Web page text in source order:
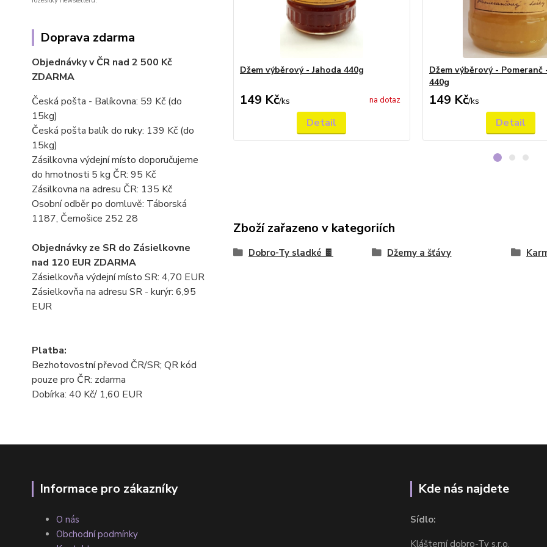
Doprava zdarma
Objednávky v ČR nad 2 500 Kč
ZDARMA
Česká pošta - Balíkovna: 59 Kč (do
15kg)
Česká pošta balík do ruky: 139 Kč (do
15kg)
Zásilkovna výdejní místo doporučujeme
do hmotnosti 5 kg ČR: 95 Kč
Zásilkovna na adresu ČR: 135 Kč
Osobní odběr po domluvě: Táborská
1187, Černošice 252 28
Objednávky ze SR do Zásielkovne
nad 120 EUR ZDARMA
Zásielkovňa výdejní místo SR: 4,70 EUR
Zásielkovňa na adresu SR - kurýr: 6,95
EUR
Platba:
Bezhotovostní převod ČR/SR; QR kód
pouze pro ČR: zdarma
Dobírka: 40 Kč/ 1,60 EUR
Džem výběrový - Jahoda 440g
149 Kč/ks na dotaz
Detail
Džem výběrový - Pomeranč
440g
149 Kč/ks
Detail
Zboží zařazeno v kategoriích
Dobro-Ty sladké 🍫 Džemy a šťávy
Informace pro zákazníky
O nás
Obchodní podmínky
Kde nás najdete
Sídlo:
Klášterní dobro-Ty s.r.o.